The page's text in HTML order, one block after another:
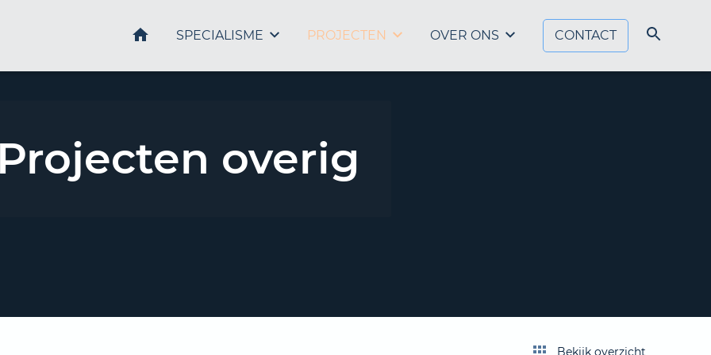
HOME SPECIALISME PROJECTEN OVER ONS CONTACT
Projecten overig
Bekijk overzicht